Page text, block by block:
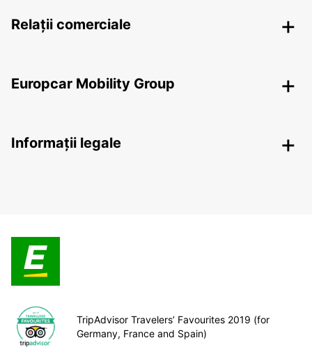
Relații comerciale
Europcar Mobility Group
Informații legale
TripAdvisor Travelers’ Favourites 2019 (for
Germany, France and Spain)